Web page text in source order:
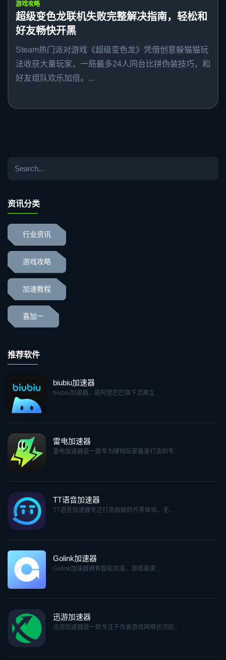
游戏攻略
超级变色龙联机失败完整解决指南，轻松和
好友畅快开黑
Steam热门派对游戏《超级变色龙》凭借创意躲猫猫玩
法收获大量玩家，一局最多24人同台比拼伪装技巧，和
好友组队欢乐加倍。...
资讯分类
行业资讯
游戏攻略
加速教程
喜加一
推荐软件
biubiu加速器
biubiu加速器，是阿里巴巴旗下灵犀互...
雷电加速器
雷电加速器是一款专为硬核玩家量身打造的专...
TT语音加速器
TT语音加速器专注打造极致的开黑体验，无...
Golink加速器
Golink加速器拥有智能加速、游戏高速...
迅游加速器
迅游加速器是一款专注于改善游戏网络状况的...